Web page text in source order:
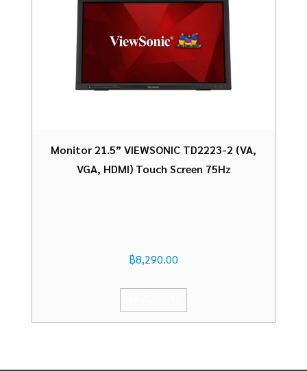
Monitor 21.5” VIEWSONIC TD2223-2 (VA,
VGA, HDMI) Touch Screen 75Hz
฿8,290.00